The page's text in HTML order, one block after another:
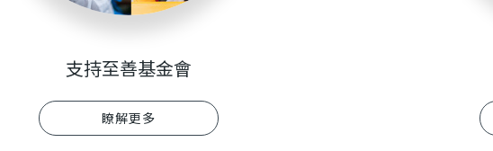
支持至善基金會
瞭解更多